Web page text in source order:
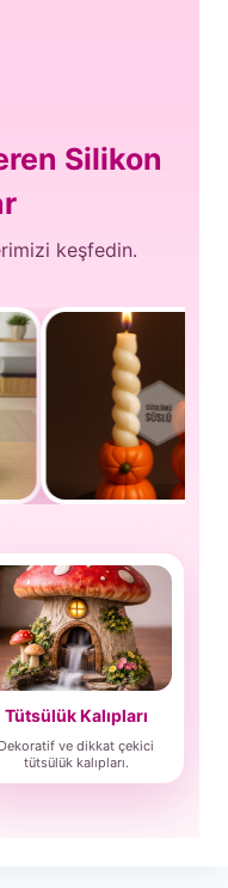
Silikon
keşfedin.
Tütsülük Kalıpları
Dekoratif ve dikkat çekici
tütsülük kalıpları.